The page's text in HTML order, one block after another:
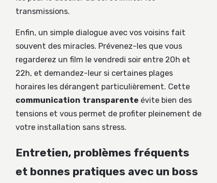
transmissions.
Enfin, un simple dialogue avec vos voisins fait
souvent des miracles. Prévenez-les que vous
regarderez un film le vendredi soir entre 20h et
22h, et demandez-leur si certaines plages
horaires les dérangent particulièrement. Cette
communication transparente évite bien des
tensions et vous permet de profiter pleinement de
votre installation sans stress.
Entretien, problèmes fréquents
et bonnes pratiques avec un boss